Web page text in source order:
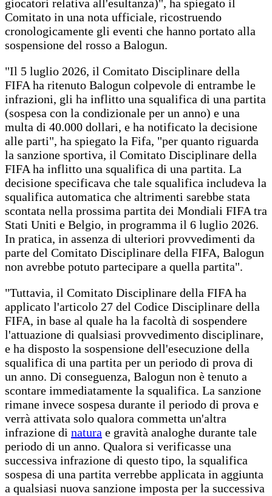
giocatori relativa all'esultanza)", ha spiegato il
Comitato in una nota ufficiale, ricostruendo
cronologicamente gli eventi che hanno portato alla
sospensione del rosso a Balogun.
"Il 5 luglio 2026, il Comitato Disciplinare della
FIFA ha ritenuto Balogun colpevole di entrambe le
infrazioni, gli ha inflitto una squalifica di una partita
(sospesa con la condizionale per un anno) e una
multa di 40.000 dollari, e ha notificato la decisione
alle parti", ha spiegato la Fifa, "per quanto riguarda
la sanzione sportiva, il Comitato Disciplinare della
FIFA ha inflitto una squalifica di una partita. La
decisione specificava che tale squalifica includeva la
squalifica automatica che altrimenti sarebbe stata
scontata nella prossima partita dei Mondiali FIFA tra
Stati Uniti e Belgio, in programma il 6 luglio 2026.
In pratica, in assenza di ulteriori provvedimenti da
parte del Comitato Disciplinare della FIFA, Balogun
non avrebbe potuto partecipare a quella partita".
"Tuttavia, il Comitato Disciplinare della FIFA ha
applicato l'articolo 27 del Codice Disciplinare della
FIFA, in base al quale ha la facoltà di sospendere
l'attuazione di qualsiasi provvedimento disciplinare,
e ha disposto la sospensione dell'esecuzione della
squalifica di una partita per un periodo di prova di
un anno. Di conseguenza, Balogun non è tenuto a
scontare immediatamente la squalifica. La sanzione
rimane invece sospesa durante il periodo di prova e
verrà attivata solo qualora commetta un'altra
infrazione di natura e gravità analoghe durante tale
periodo di un anno. Qualora si verificasse una
successiva infrazione di questo tipo, la squalifica
sospesa di una partita verrebbe applicata in aggiunta
a qualsiasi nuova sanzione imposta per la successiva